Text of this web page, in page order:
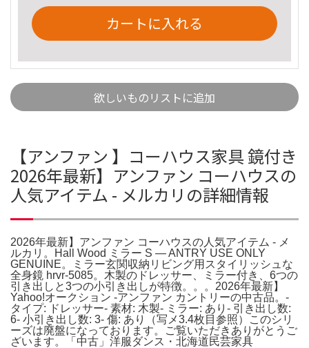
カートに入れる
欲しいものリストに追加
【アンファン 】コーハウス家具 鏡付き
2026年最新】アンファン コーハウスの
人気アイテム - メルカリの詳細情報
2026年最新】アンファン コーハウスの人気アイテム - メ
ルカリ。Hall Wood ミラー S — ANTRY USE ONLY
GENUINE。ミラー玄関収納リビング用スタイリッシュな
全身鏡 hrvr-5085。木製のドレッサー、ミラー付き、6つの
引き出しと3つの小引き出しが特徴。。。2026年最新】
Yahoo!オークション -アンファン カントリーの中古品。-
タイプ: ドレッサー- 素材: 木製- ミラー: あり- 引き出し数:
6- 小引き出し数: 3- 傷: あり（写メ3.4枚目参照）このシリ
ーズは廃盤になっております。ご覧いただきありがとうご
ざいます。「中古」洋服ダンス・北海道民芸家具